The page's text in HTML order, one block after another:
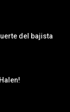
del bajista